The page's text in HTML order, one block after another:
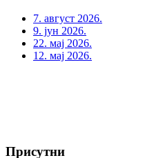
7. август 2026.
9. јун 2026.
22. мај 2026.
12. мај 2026.
Присутни